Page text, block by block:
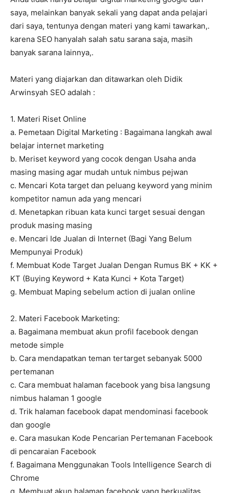
saya, melainkan banyak sekali yang dapat anda pelajari
dari saya, tentunya dengan materi yang kami tawarkan,.
karena SEO hanyalah salah satu sarana saja, masih
banyak sarana lainnya,.
Materi yang diajarkan dan ditawarkan oleh Didik
Arwinsyah SEO adalah :
1. Materi Riset Online
a. Pemetaan Digital Marketing : Bagaimana langkah awal
belajar internet marketing
b. Meriset keyword yang cocok dengan Usaha anda
masing masing agar mudah untuk nimbus pejwan
c. Mencari Kota target dan peluang keyword yang minim
kompetitor namun ada yang mencari
d. Menetapkan ribuan kata kunci target sesuai dengan
produk masing masing
e. Mencari Ide Jualan di Internet (Bagi Yang Belum
Mempunyai Produk)
f. Membuat Kode Target Jualan Dengan Rumus BK + KK +
KT (Buying Keyword + Kata Kunci + Kota Target)
g. Membuat Maping sebelum action di jualan online
2. Materi Facebook Marketing:
a. Bagaimana membuat akun profil facebook dengan
metode simple
b. Cara mendapatkan teman tertarget sebanyak 5000
pertemanan
c. Cara membuat halaman facebook yang bisa langsung
nimbus halaman 1 google
d. Trik halaman facebook dapat mendominasi facebook
dan google
e. Cara masukan Kode Pencarian Pertemanan Facebook
di pencaraian Facebook
f. Bagaimana Menggunakan Tools Intelligence Search di
Chrome